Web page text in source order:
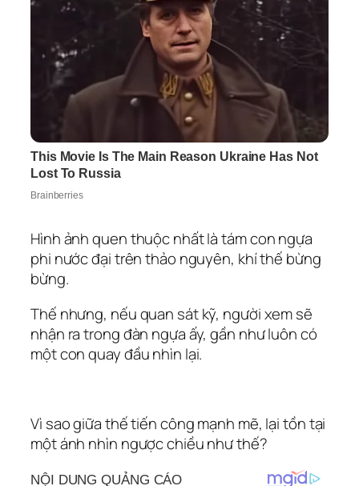
Hình ảnh quen thuộc nhất là tám con ngựa
phi nước đại trên thảo nguyên, khí thế bừng
bừng.
Thế nhưng, nếu quan sát kỹ, người xem sẽ
nhận ra trong đàn ngựa ấy, gần như luôn có
một con quay đầu nhìn lại.
Vì sao giữa thế tiến công mạnh mẽ, lại tồn tại
một ánh nhìn ngược chiều như thế?